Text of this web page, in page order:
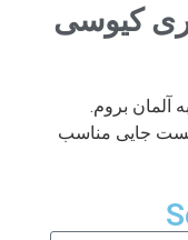
کیوسی
آلمان بروم.
جایی مناسب